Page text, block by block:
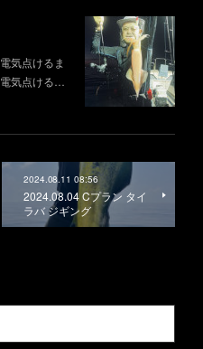
気点けるま
気点ける…
2024.08.11 08:56
2024.08.04 Cプラン タイ
ラバ ジギング